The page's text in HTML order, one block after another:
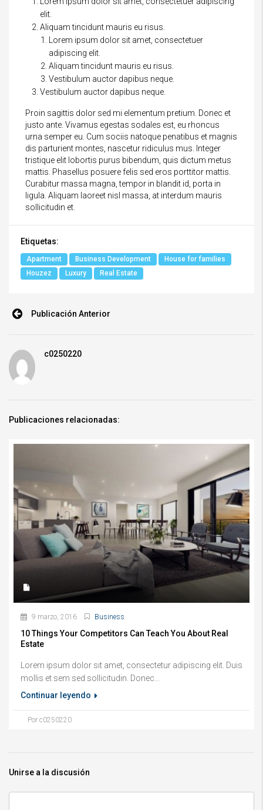
elit.
Aliquam tincidunt mauris eu risus.
Lorem ipsum dolor sit amet, consectetuer
adipiscing elit.
Aliquam tincidunt mauris eu risus.
Vestibulum auctor dapibus neque.
Vestibulum auctor dapibus neque.
Proin sagittis dolor sed mi elementum pretium. Donec et
justo ante. Vivamus egestas sodales est, eu rhoncus
urna semper eu. Cum sociis natoque penatibus et magnis
dis parturient montes, nascetur ridiculus mus. Integer
tristique elit lobortis purus bibendum, quis dictum metus
mattis. Phasellus posuere felis sed eros porttitor mattis.
Curabitur massa magna, tempor in blandit id, porta in
ligula. Aliquam laoreet nisl massa, at interdum mauris
sollicitudin et.
Etiquetas:
Apartment Business Development
House for families
Houzez
Luxury Real Estate
Publicación Anterior
c0250220
Publicaciones relacionadas:
9 marzo, 2016 Business
10 Things Your Competitors Can Teach You About Real
Estate
Lorem ipsum dolor sit amet, consectetur adipiscing elit. Duis
mollis et sem sed sollicitudin. Donec...
Continuar leyendo
Por c0250220
Unirse a la discusión